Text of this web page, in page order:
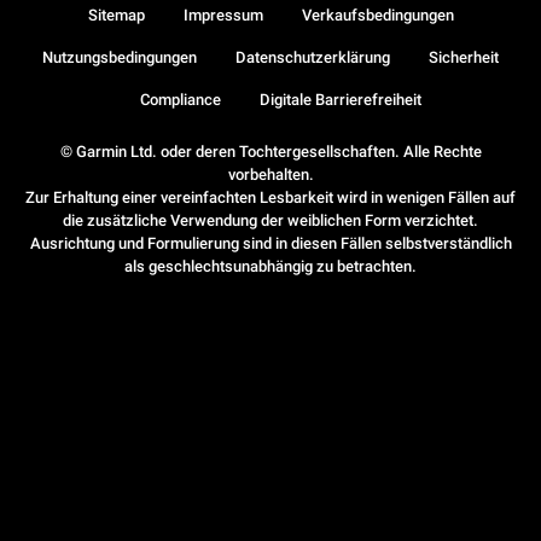
© Garmin Ltd. oder deren Tochtergesellschaften. Alle Rechte
vorbehalten.
Zur Erhaltung einer vereinfachten Lesbarkeit wird in wenigen Fällen auf
die zusätzliche Verwendung der weiblichen Form verzichtet.
Ausrichtung und Formulierung sind in diesen Fällen selbstverständlich
als geschlechtsunabhängig zu betrachten.
Sitemap Impressum Verkaufsbedingungen
Nutzungsbedingungen Datenschutzerklärung Sicherheit
Compliance Digitale Barrierefreiheit